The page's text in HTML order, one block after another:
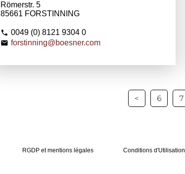
Römerstr. 5
85661 FORSTINNING
0049 (0) 8121 9304 0
forstinning@boesner.com
< 6 7
RGDP et mentions légales Conditions d'Utilisation